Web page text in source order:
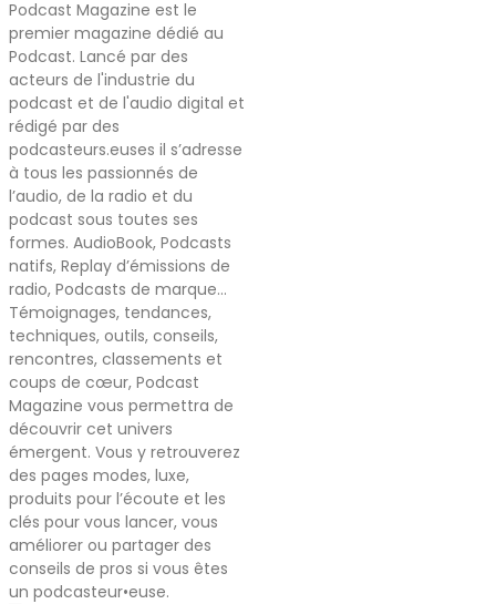
Podcast Magazine est le
premier magazine dédié au
Podcast. Lancé par des
acteurs de l'industrie du
podcast et de l'audio digital et
rédigé par des
podcasteurs.euses il s’adresse
à tous les passionnés de
l’audio, de la radio et du
podcast sous toutes ses
formes. AudioBook, Podcasts
natifs, Replay d’émissions de
radio, Podcasts de marque…
Témoignages, tendances,
techniques, outils, conseils,
rencontres, classements et
coups de cœur, Podcast
Magazine vous permettra de
découvrir cet univers
émergent. Vous y retrouverez
des pages modes, luxe,
produits pour l’écoute et les
clés pour vous lancer, vous
améliorer ou partager des
conseils de pros si vous êtes
un podcasteur•euse.